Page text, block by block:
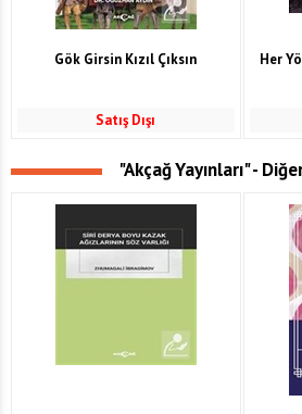
Gök Girsin Kızıl Çıksın
Satış Dışı
Her
"Akçağ Yayınları" -